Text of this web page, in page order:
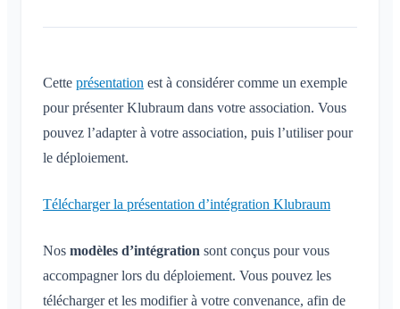
Calendrier
Qu'est-ce que le calendrier ?
Créer / annuler / modifier des événements
Covoiturage
Partage de la position
Calendrier personnel
Qu'est-ce qu'une conversation ?
Conversation dans un espace
Conversation pour un événement
Accusé de lecture
Supprimer un message
Notifications
Généralités
Espaces
Qu'est-ce qu'un espace ?
Qu'est-ce qu'un groupe d'espaces ?
Créer un espace
Compte et paramètres
Plusieurs Klubraum
Administration
Cette présentation est à considérer comme un exemple
pour présenter Klubraum dans votre association. Vous
pouvez l’adapter à votre association, puis l’utiliser pour
le déploiement.
Télécharger la présentation d’intégration Klubraum
Nos modèles d’intégration sont conçus pour vous
accompagner lors du déploiement. Vous pouvez les
télécharger et les modifier à votre convenance, afin de